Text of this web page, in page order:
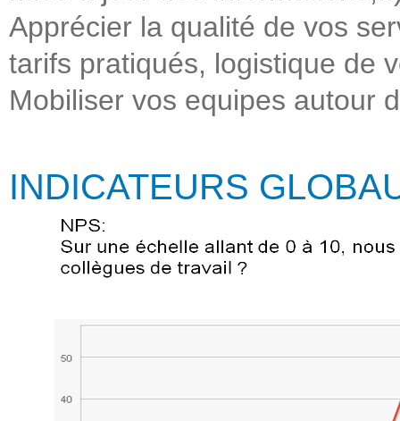
Apprécier la qualité de vos
tarifs pratiqués, logistique de
Mobiliser vos equipes autour
INDICATEURS